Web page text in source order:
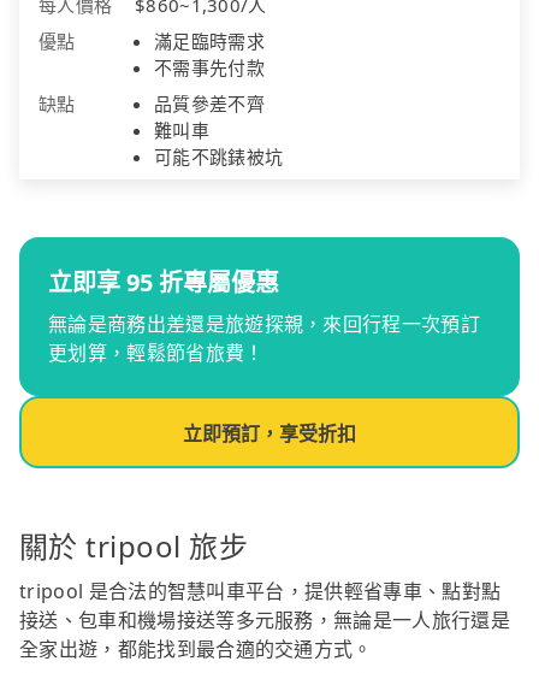
每人價格
$860~1,300/人
優點
滿足臨時需求
不需事先付款
缺點
品質參差不齊
難叫車
可能不跳錶被坑
立即享 95 折專屬優惠
無論是商務出差還是旅遊探親，來回行程一次預訂
更划算，輕鬆節省旅費！
立即預訂，享受折扣
關於 tripool 旅步
tripool 是合法的智慧叫車平台，提供輕省專車、點對點
接送、包車和機場接送等多元服務，無論是一人旅行還是
全家出遊，都能找到最合適的交通方式。